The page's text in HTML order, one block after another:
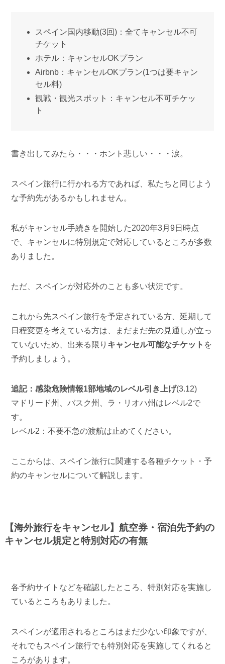
スペイン国内移動(3回)：全てキャンセル不可
チケット
ホテル：キャンセルOKプラン
Airbnb：キャンセルOKプラン(1つは要キャン
セル料)
観戦・観光スポット：キャンセル不可チケッ
ト
書き出してみたら・・・ホント悲しい・・・涙。
スペイン旅行に行かれる方であれば、私たちと同じよう
な予約先があるかもしれません。
私がキャンセル手続きを開始した2020年3月9日時点
で、キャンセルに特別規定で対応しているところが多数
ありました。
ただ、スペインが対応外のことも多い状況です。
これから先スペイン旅行を予定されている方、延期して
日程変更を考えている方は、まだまだ先の見通しが立っ
ていないため、出来る限り キャンセル可能なチケット を
予約しましょう。
追記：感染危険情報1部地域のレベル引き上げ(3.12)
マドリード州、バスク州、ラ・リオハ州はレベル2で
す。
レベル2：不要不急の渡航は止めてください。
ここからは、スペイン旅行に関連する各種チケット・予
約のキャンセルについて解説します。
【海外旅行をキャンセル】航空券・宿泊先予約の
キャンセル規定と特別対応の有無
各予約サイトなどを確認したところ、特別対応を実施し
ているところもありました。
スペインが適用されるところはまだ少ない印象ですが、
それでもスペイン旅行でも特別対応を実施してくれると
ころがあります。